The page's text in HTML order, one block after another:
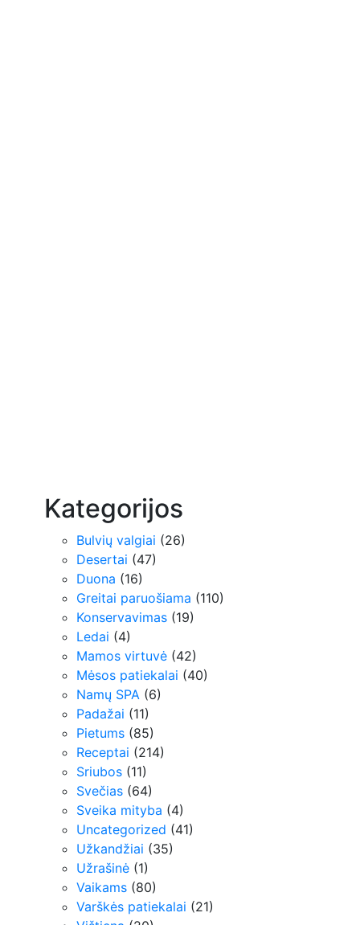
Kategorijos
Bulvių valgiai (26)
Desertai (47)
Duona (16)
Greitai paruošiama (110)
Konservavimas (19)
Ledai (4)
Mamos virtuvė (42)
Mėsos patiekalai (40)
Namų SPA (6)
Padažai (11)
Pietums (85)
Receptai (214)
Sriubos (11)
Svečias (64)
Sveika mityba (4)
Uncategorized (41)
Užkandžiai (35)
Užrašinė (1)
Vaikams (80)
Varškės patiekalai (21)